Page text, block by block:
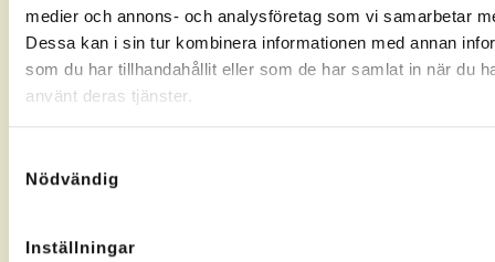
medier och annons- och analysföretag som vi samarbetar
Dessa kan i sin tur kombinera informationen med annan
som du har tillhandahållit eller som de har samlat in när du
använt deras tjänster.
Nödvändig
Inställningar
Idag trivs Karina mycket bra på sitt nya arbete
och arbetsgivaren är mycket nöjd med sin
rekrytering. Det är ett fint exempel på vad
som kan hända när rätt person får rätt stöd
fantastiskt engagemang och en vilja
hennes coach Jennifer Viklund.